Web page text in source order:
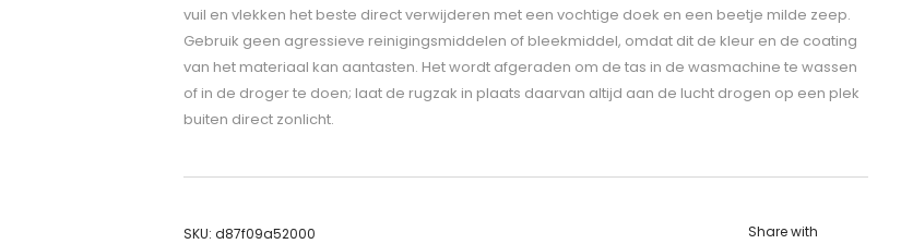
vuil en vlekken het beste direct verwijderen met een vochtige doek en een beetje milde zeep.
Gebruik geen agressieve reinigingsmiddelen of bleekmiddel, omdat dit de kleur en de coating
van het materiaal kan aantasten. Het wordt afgeraden om de tas in de wasmachine te wassen
of in de droger te doen; laat de rugzak in plaats daarvan altijd aan de lucht drogen op een plek
buiten direct zonlicht.
SKU: d87f09a52000
Share with